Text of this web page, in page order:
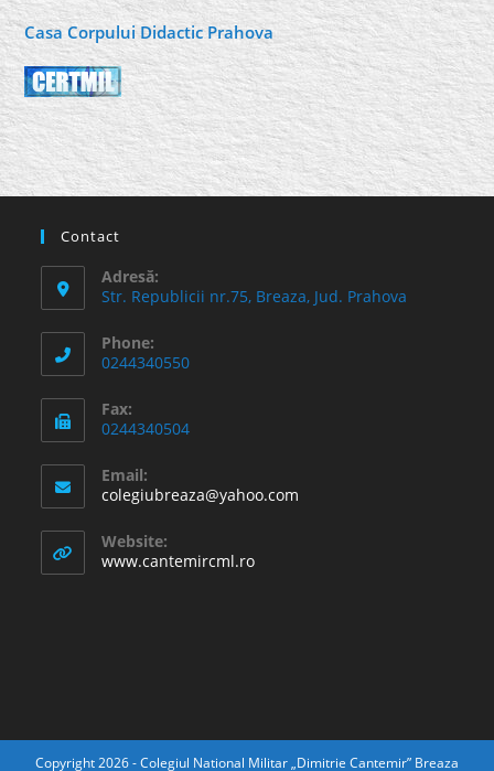
Casa Corpului Didactic Prahova
Contact
Adresă:
Str. Republicii nr.75, Breaza, Jud. Prahova
Phone:
0244340550
Fax:
0244340504
Email:
colegiubreaza@yahoo.com
Website:
www.cantemircml.ro
Copyright 2026 - Colegiul National Militar „Dimitrie Cantemir” Breaza